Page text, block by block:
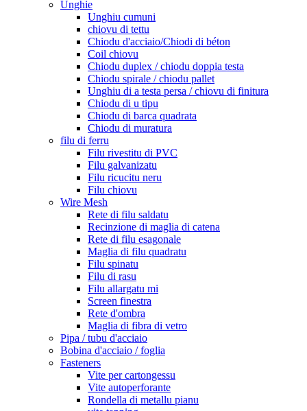
Unghie
Unghiu cumuni
chiovu di tettu
Chiodu d'acciaio/Chiodi di béton
Coil chiovu
Chiodu duplex / chiodu doppia testa
Chiodu spirale / chiodu pallet
Unghiu di a testa persa / chiovu di finitura
Chiodu di u tipu
Chiodu di barca quadrata
Chiodu di muratura
filu di ferru
Filu rivestitu di PVC
Filu galvanizatu
Filu ricucitu neru
Filu chiovu
Wire Mesh
Rete di filu saldatu
Recinzione di maglia di catena
Rete di filu esagonale
Maglia di filu quadratu
Filu spinatu
Filu di rasu
Filu allargatu mi
Screen finestra
Rete d'ombra
Maglia di fibra di vetro
Pipa / tubu d'acciaio
Bobina d'acciaio / foglia
Fasteners
Vite per cartongessu
Vite autoperforante
Rondella di metallu pianu